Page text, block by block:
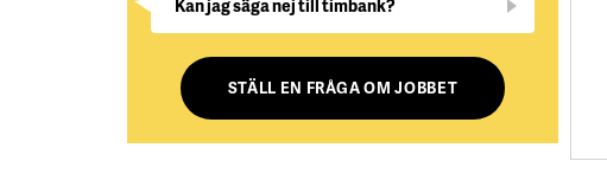
Kan jag säga nej till timbank?
STÄLL EN FRÅGA OM JOBBET